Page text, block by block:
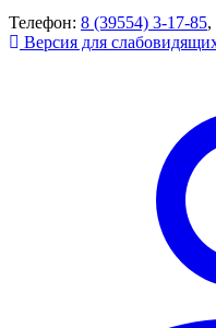
Телефон: 8 (39554) 3-17-85,
Версия для